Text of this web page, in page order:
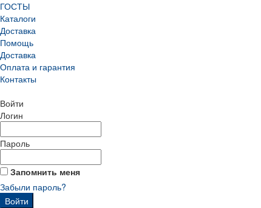
ГОСТЫ
Каталоги
Доставка
Помощь
Доставка
Оплата и гарантия
Контакты
Войти
Логин
Пароль
Запомнить меня
Забыли пароль?